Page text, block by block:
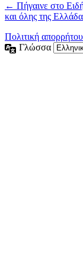
← Πήγαινε στο
και όλης της
Πολιτική
Γλώσσα